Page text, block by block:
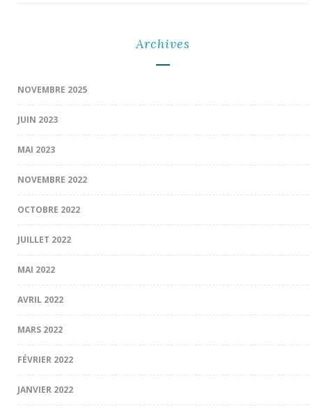
Archives
NOVEMBRE 2025
JUIN 2023
MAI 2023
NOVEMBRE 2022
OCTOBRE 2022
JUILLET 2022
MAI 2022
AVRIL 2022
MARS 2022
FÉVRIER 2022
JANVIER 2022